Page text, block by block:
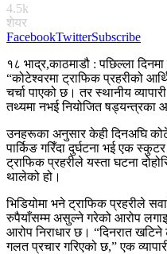
4.5k
शेयर
FacebookTwitterSubscribe
१८ भाद्र,काठमाडौ : पछिल्ला
“कोटेश्वरमा ट्राफिक प्रहरीको
चर्चा पाएको छ। तर स्थानीय
तथ्यमा नभई नियोजित षड्यन्त्रका
उनहरूका अनुसार केही दिनअघि
पार्किङ गरिँदा दुर्घटना भई एक
ट्राफिक प्रहरीले यस्ता घटना
थालेको हो।
भिडियोमा भने ट्राफिक प्रहरीले
रुपैयाँसम्म असुल्ने गरेको आरोप
आरोप निराधार छ। “दिनरात
गलत प्रचार गरिएको छ,” एक